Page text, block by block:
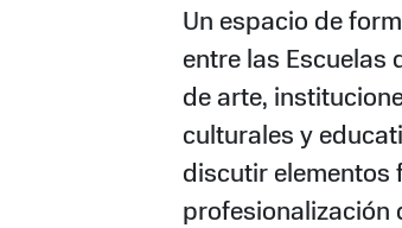
Un espacio de
entre las Escuelas
de arte,
culturales y
discutir elementos
profesionalización